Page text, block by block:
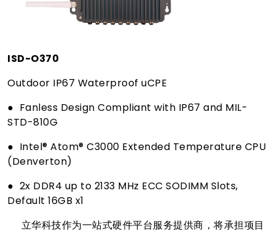
ISD-O370
Outdoor IP67 Waterproof uCPE
● Fanless Design Compliant with IP67 and MIL-
STD-810G
● Intel® Atom® C3000 Extended Temperature CPU
(Denverton)
● 2x DDR4 up to 2133 MHz ECC SODIMM Slots,
Default 16GB x1
立华科技作为一站式硬件平台服务提供商，将承担项目